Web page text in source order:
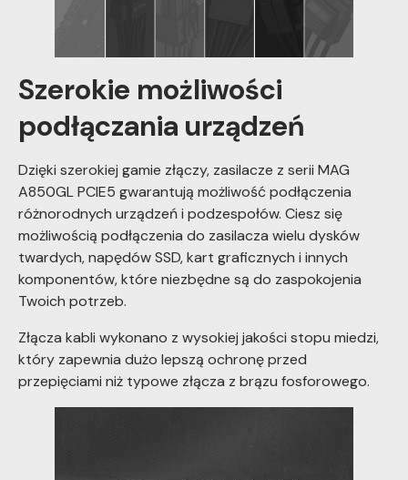
Szerokie możliwości
podłączania urządzeń
Dzięki szerokiej gamie złączy, zasilacze z serii MAG
A850GL PCIE5 gwarantują możliwość podłączenia
różnorodnych urządzeń i podzespołów. Ciesz się
możliwością podłączenia do zasilacza wielu dysków
twardych, napędów SSD, kart graficznych i innych
komponentów, które niezbędne są do zaspokojenia
Twoich potrzeb.
Złącza kabli wykonano z wysokiej jakości stopu miedzi,
który zapewnia dużo lepszą ochronę przed
przepięciami niż typowe złącza z brązu fosforowego.